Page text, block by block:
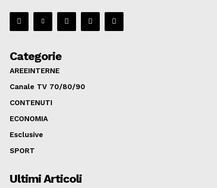
Categorie
AREEINTERNE
Canale TV 70/80/90
CONTENUTI
ECONOMIA
Esclusive
SPORT
Ultimi Articoli